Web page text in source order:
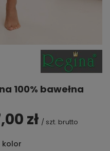
100% bawełna
zł / szt. brutto
kolor